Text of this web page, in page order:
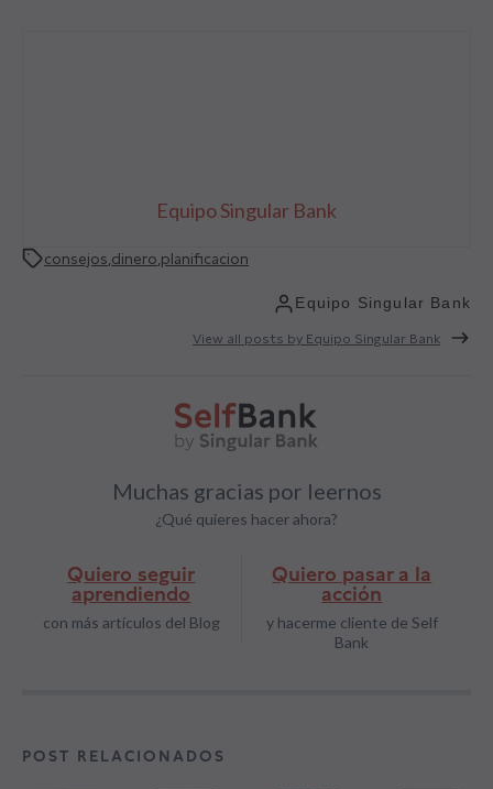
Equipo Singular Bank
consejos dinero planificacion
Equipo Singular Bank
View all posts by Equipo Singular Bank
Muchas gracias por leernos
¿Qué quieres hacer ahora?
Quiero seguir
aprendiendo
con más artículos del Blog
Quiero pasar a la
acción
y hacerme cliente de Self
Bank
POST RELACIONADOS